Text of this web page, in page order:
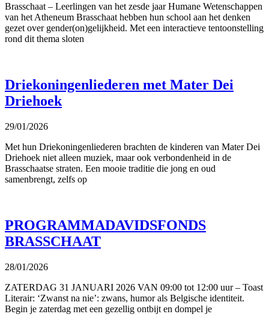
Brasschaat – Leerlingen van het zesde jaar Humane Wetenschappen
van het Atheneum Brasschaat hebben hun school aan het denken
gezet over gender(on)gelijkheid. Met een interactieve tentoonstelling
rond dit thema sloten
Driekoningenliederen met Mater Dei
Driehoek
29/01/2026
Met hun Driekoningenliederen brachten de kinderen van Mater Dei
Driehoek niet alleen muziek, maar ook verbondenheid in de
Brasschaatse straten. Een mooie traditie die jong en oud
samenbrengt, zelfs op
PROGRAMMADAVIDSFONDS
BRASSCHAAT
28/01/2026
ZATERDAG 31 JANUARI 2026 VAN 09:00 tot 12:00 uur – Toast
Literair: ‘Zwanst na nie’: zwans, humor als Belgische identiteit.
Begin je zaterdag met een gezellig ontbijt en dompel je